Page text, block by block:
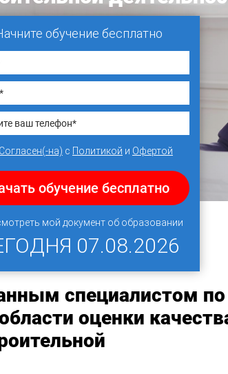
обучение бесплатно
Согласен(-на) с Политикой и Офертой
обучение бесплатно
мой документ об образовании
07.08.2026
специалистом по
оценки